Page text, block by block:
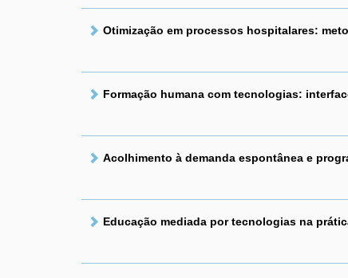
Otimização em processos hospitalares:
Formação humana com tecnologias:
Acolhimento à demanda espontânea e
Educação mediada por tecnologias na